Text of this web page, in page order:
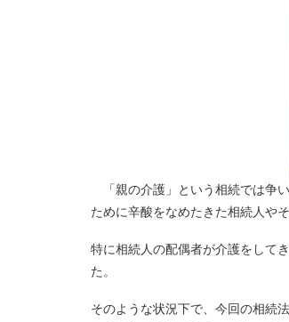
「親の介護」という相続では争
ために辛酸をなめたきた相続人や
特に相続人の配偶者が介護をして
た。
そのような状況下で、今回の相続